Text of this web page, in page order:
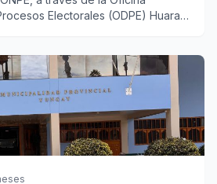
Electorales (ODPE) Huaraz,